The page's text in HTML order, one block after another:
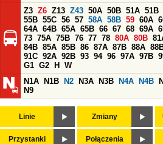
Z3 Z6 Z13 Z43 50A 50B 51A 51B
55B 55C 56 57 58A 58B 59 60A
64A 64B 65A 65B 66 67 68 69A
73 75A 75B 76 77 78 80A 80B
84B 85A 85B 86 87A 87B 88A
91C 92A 92B 93 94 96 97A 97B
G1 G2 H
W
N1A
N1B N2 N3A N3B N4A N4B
N9
Linie Zmiany
Przystanki Połączenia